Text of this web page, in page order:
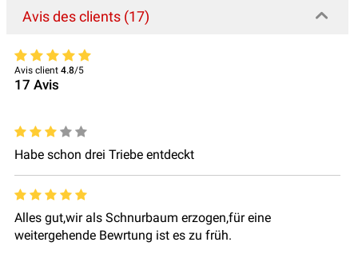
Avis des clients (17)
Avis client 4.8/5
17 Avis
Habe schon drei Triebe entdeckt
Alles gut,wir als Schnurbaum erzogen,für eine
weitergehende Bewrtung ist es zu früh.